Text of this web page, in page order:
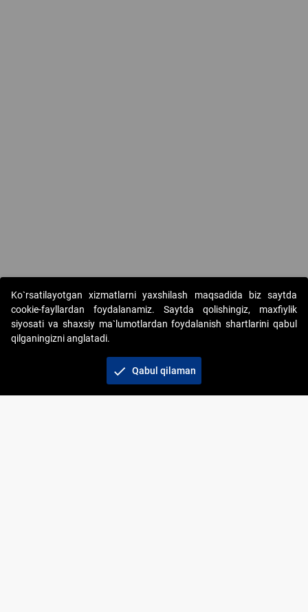
Copyright © 2017-2026. "Elektron onlayn-auksionlarni
tashkil etish" AJ. Barcha huquqlar himoyalangan
Ko`rsatilayotgan xizmatlarni yaxshilash maqsadida biz saytda
cookie-fayllardan foydalanamiz. Saytda qolishingiz, maxfiylik
siyosati va shaxsiy ma`lumotlardan foydalanish shartlarini qabul
qilganingizni anglatadi.
check Qabul qilaman